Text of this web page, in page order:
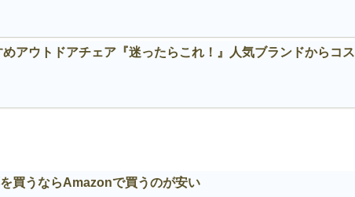
めアウトドアチェア『迷ったらこれ！』人気ブランドからコス
買うならAmazonで買うのが安い